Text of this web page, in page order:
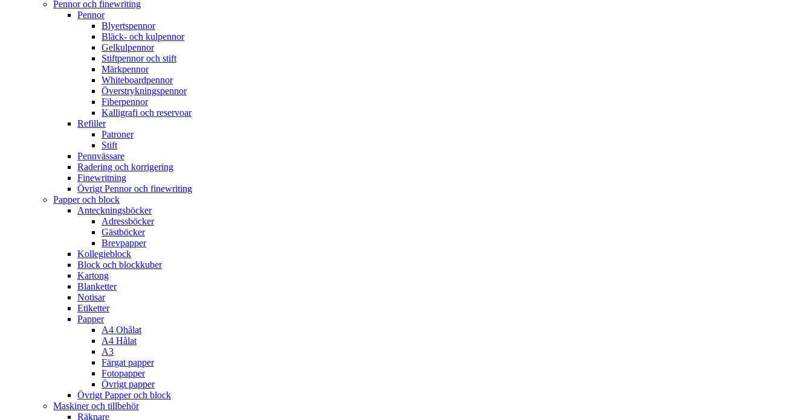
Pennor och finewriting
Pennor
Blyertspennor
Bläck- och kulpennor
Gelkulpennor
Stiftpennor och stift
Märkpennor
Whiteboardpennor
Överstrykningspennor
Fiberpennor
Kalligrafi och reservoar
Refiller
Patroner
Stift
Pennvässare
Radering och korrigering
Finewritning
Övrigt Pennor och finewriting
Papper och block
Anteckningsböcker
Adressböcker
Gästböcker
Brevpapper
Kollegieblock
Block och blockkuber
Kartong
Blanketter
Notisar
Etiketter
Papper
A4 Ohålat
A4 Hålat
A3
Färgat papper
Fotopapper
Övrigt papper
Övrigt Papper och block
Maskiner och tillbehör
Räknare